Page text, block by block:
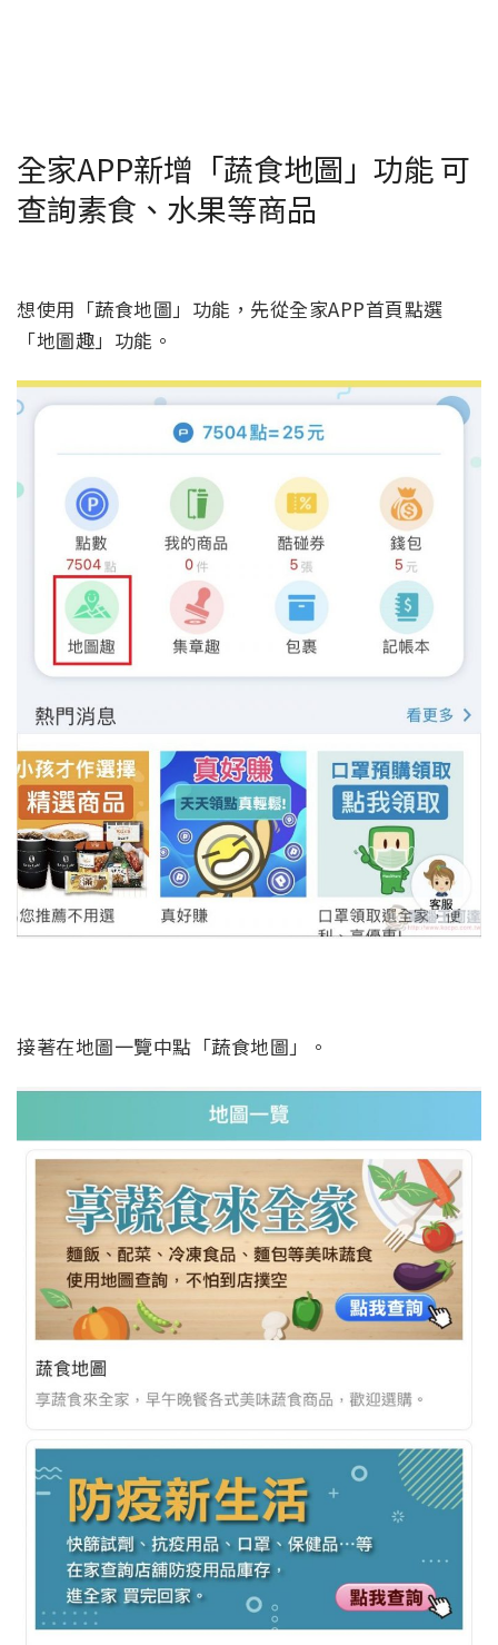
全家APP新增「蔬食地圖」功能 可
查詢素食、水果等商品
想使用「蔬食地圖」功能，先從全家APP首頁點選
「地圖趣」功能。
接著在地圖一覽中點「蔬食地圖」。